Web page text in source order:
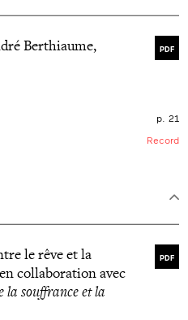
PDF
Berthiaume,
p. 21
Record
PDF
le rêve et la
collaboration avec
la souffrance et la